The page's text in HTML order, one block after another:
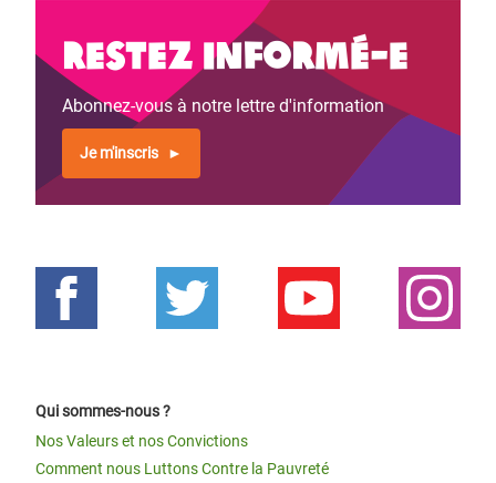
Restez informé-e
Abonnez-vous à notre lettre d'information
Je m'inscris
Qui sommes-nous ?
Nos Valeurs et nos Convictions
Comment nous Luttons Contre la Pauvreté